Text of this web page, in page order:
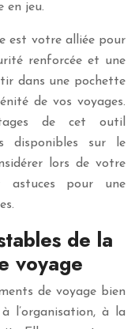
en jeu.
est votre alliée pour
renforcée et une
dans une pochette
de vos voyages.
de cet outil
disponibles sur le
lors de votre
astuces pour une
de la
voyage
de voyage bien
l’organisation, à la